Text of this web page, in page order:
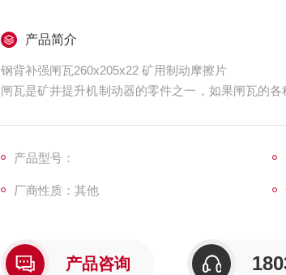
产品简介
钢背补强闸瓦260x205x22 矿用制动摩擦片
闸瓦是矿井提升机制动器的零件之一，如果闸瓦的
产品型号：
厂商性质：其他
产品咨询